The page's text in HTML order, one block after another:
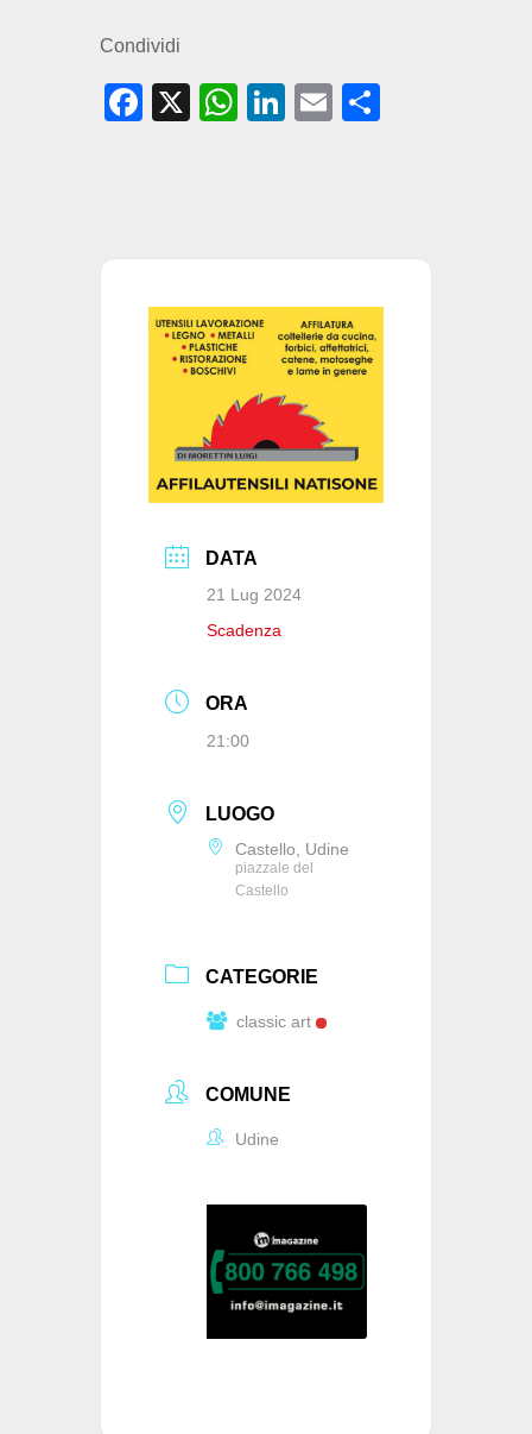
Condividi
F
b
o
X
W
A
p
Li
dI
E
vi
DATA
21 Lug 2024
Scadenza
ORA
21:00
LUOGO
Castello, Udine
piazzale del
Castello
CATEGORIE
classic art
COMUNE
Udine